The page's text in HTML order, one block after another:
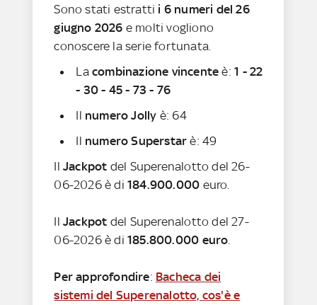
Sono stati estratti i 6 numeri del 26
giugno 2026 e molti vogliono
conoscere la serie fortunata
Lacombinazione vincente è:1 - 22
- 30 - 45 - 73 - 76
Il numero Jolly è: 64
Il numero Superstar è: 49
IlJackpot del Superenalotto del 26-
06-2026 è di184.900.000 euro.
IlJackpot del Superenalotto del 27-
06-2026 è di185.800.000 euro
Per approfondire: Bacheca dei
sistemi del Superenalotto, cos'è e